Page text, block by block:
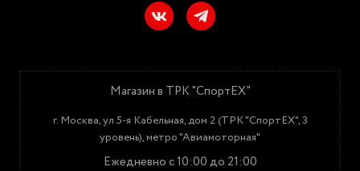
Магазин в ТРК "СпортЕХ"
г. Москва, ул.5-я Кабельная, дом 2 (ТРК "СпортЕХ", 3
уровень), метро "Авиамоторная"
Ежедневно с 10:00 до 21:00